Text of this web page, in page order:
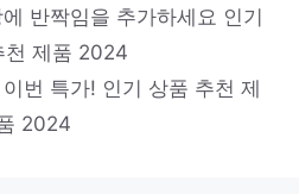
스티셔츠
가하세요 인기 상품 추천
품 2024
반짝임을 추가하세요 인기
천 제품 2024
번 특가! 인기 상품 추천 제
2024